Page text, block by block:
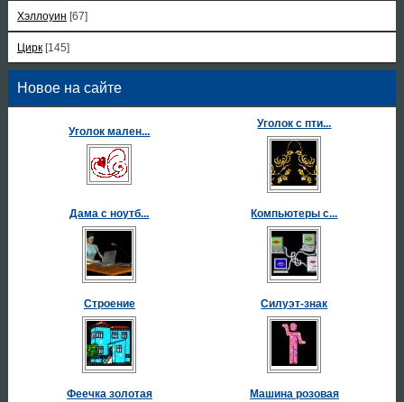
Хэллоуин [67]
Цирк [145]
Новое на сайте
Уголок мален...
Уголок с пти...
Дама с ноутб... Компьютеры с...
Строение Силуэт-знак
Феечка золотая Машина розовая